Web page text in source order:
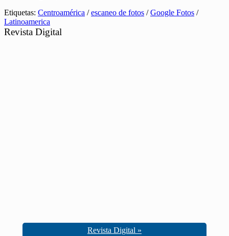
Etiquetas: Centroamérica /escaneo de fotos /Google Fotos /
Latinoamerica
Revista Digital
Revista Digital »